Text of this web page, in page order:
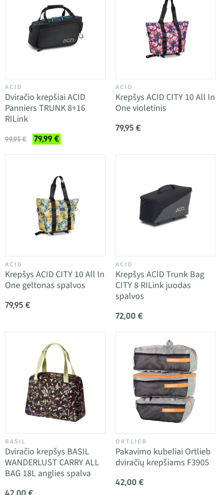
ACID
Dviračio krepšiai ACID
Panniers TRUNK 8+16
RILink
99,95 € 79,99 €
ACID
Krepšys ACID CITY 10 All In
One violetinis
79,95 €
ACID
Krepšys ACID CITY 10 All In
One geltonas spalvos
79,95 €
ACID
Krepšys ACID Trunk Bag
CITY 8 RILink juodas
spalvos
72,00 €
BASIL
Dviračio krepšys BASIL
WANDERLUST CARRY ALL
BAG 18L anglies spalva
42,00 €
ORTLIEB
Pakavimo kubeliai Ortlieb
dviračių krepšiams F3905
42,00 €